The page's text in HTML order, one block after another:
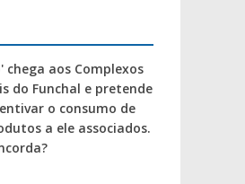
chega aos Complexos
do Funchal e pretende
o consumo de
a ele associados.